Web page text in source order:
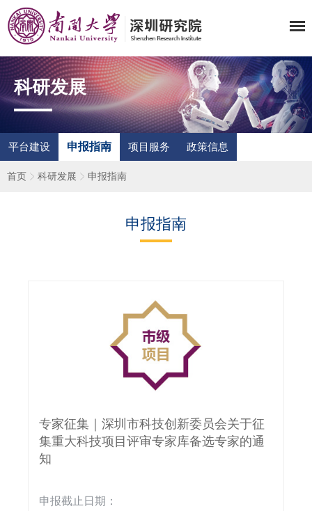
科研发展
平台建设 申报指南 项目服务 政策信息
首页 科研发展 申报指南
申报指南
专家征集｜深圳市科技创新委员会关于征
集重大科技项目评审专家库备选专家的通
知
申报截止日期：